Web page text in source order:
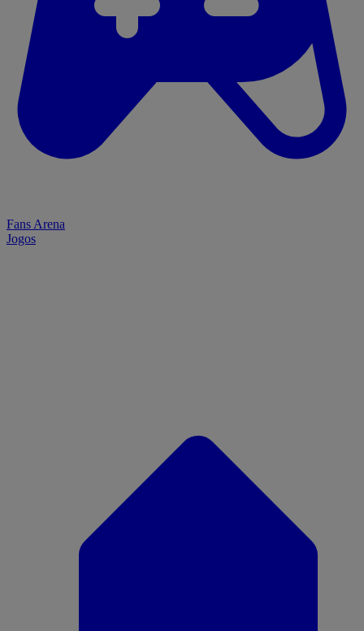
Fans Arena
Jogos